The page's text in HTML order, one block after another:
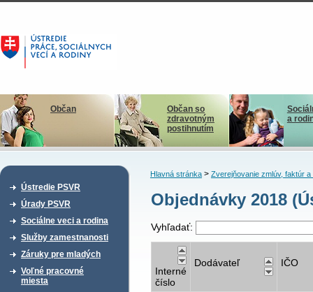
Občan
Občan so
zdravotným
postihnutím
a
Ústredie PSVR
Úrady PSVR
Sociálne veci a rodina
Služby zamestnanosti
Záruky pre mladých
Voľné pracovné
miesta
Hlavná stránka> Zverejňovanie zmlúv, faktúr a
Objednávky 2018
Vyhľadať:
Interné
číslo
Dodávateľ IČO